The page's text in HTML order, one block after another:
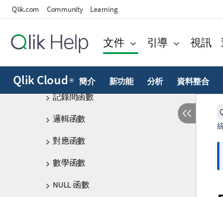
Qlik.com Community Learning
文件 引導 視訊
Qlik Cloud ® 簡介 新功能 分析 資料整合
格式設定函數
地理空間函數
解譯函數
記錄間函數
邏輯函數
對應函數
數學函數
NULL 函數